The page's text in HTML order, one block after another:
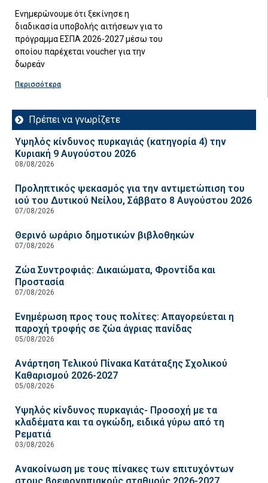
Eνημερώνουμε ότι ξεκίνησε η
διαδικασία υποβολής αιτήσεων για το
πρόγραμμα ΕΣΠΑ 2026-2027 μέσω του
οποίου παρέχεται voucher για την
δωρεάν
Περισσότερα
Πρέπει να γνωρίζετε
Υψηλός κίνδυνος πυρκαγιάς (κατηγορία 4) την
Κυριακή 9 Αυγούστου 2026
08/08/2026
Προληπτικός ψεκασμός για την αντιμετώπιση του
ιού του Δυτικού Νείλου, Σάββατο 8 Αυγούστου 2026
07/08/2026
Θερινό ωράριο δημοτικών βιβλοθηκών
07/08/2026
Ζώα Συντροφιάς: Δικαιώματα, Φροντίδα και
Προστασία
07/08/2026
Ενημέρωση προς τους πολίτες: Απαγορεύεται η
παροχή τροφής σε ζώα άγριας πανίδας
05/08/2026
Ανάρτηση Τελικού Πίνακα Κατάταξης Σχολικού
Καθαρισμού 2026-2027
05/08/2026
Υψηλός κίνδυνος πυρκαγιάς- Προσοχή με τα
κλαδέματα και τα ογκώδη, ειδικά γύρω από τη
Ρεματιά
03/08/2026
Ανακοίνωση με τους πίνακες των επιτυχόντων
στους βρεφονηπιακούς σταθμούς 2026-2027